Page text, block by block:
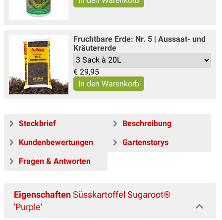
Fruchtbare Erde: Nr. 5 | Aussaat- und
Kräutererde
€ 29,95
Steckbrief
Beschreibung
Kundenbewertungen
Gartenstorys
Fragen & Antworten
EigenschaftenSüsskartoffel Sugaroot®
'Purple'